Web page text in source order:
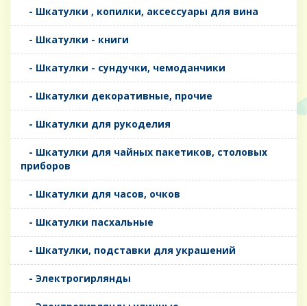
- Шкатулки , копилки, аксессуары для вина
- Шкатулки - книги
- Шкатулки - сундучки, чемоданчики
- Шкатулки декоративные, прочие
- Шкатулки для рукоделия
- Шкатулки для чайных пакетиков, столовых
приборов
- Шкатулки для часов, очков
- Шкатулки пасхальные
- Шкатулки, подставки для украшений
- Электрогирлянды